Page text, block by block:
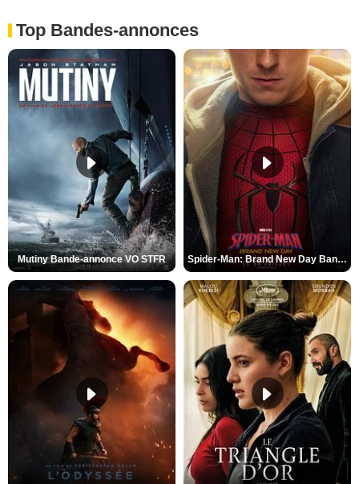
Top Bandes-annonces
Mutiny Bande-annonce VO STFR Spider-Man: Brand New Day Bande-annonce VO STFR